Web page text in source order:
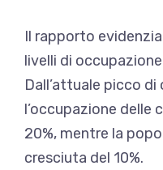
Il rapporto
livelli di
Dall’attuale picco
l’occupazione delle
20%, mentre la
cresciuta del 10%.